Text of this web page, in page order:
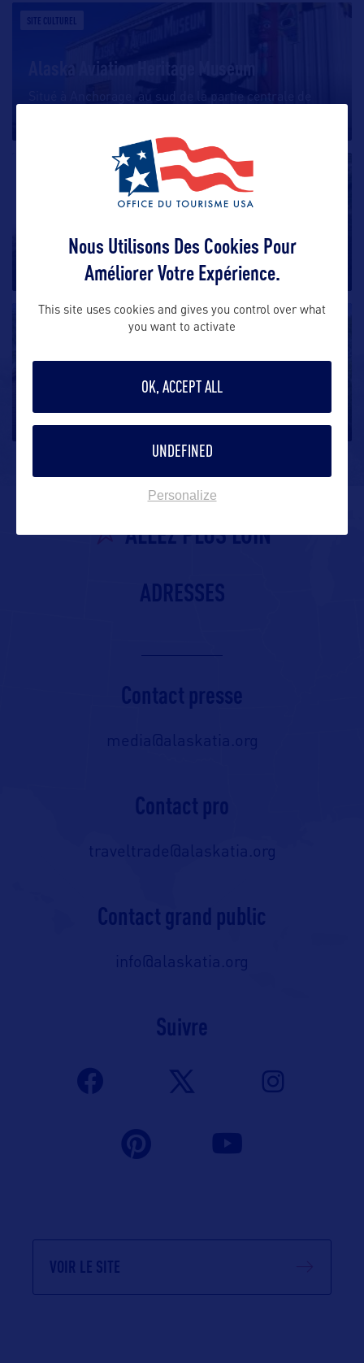
SITE CULTUREL
Alaska Aviation Heritage Museum
Situé à Anchorage, au sud de la partie centrale de
Situé à Ketchikan, le Totem Heritage Center se
consacre à la préservation…
Alaska Native Heritage Center
L’histoire de l’Alaska est intimement liée à celle de
ses peuples…
ALLEZ PLUS LOIN
ADRESSES
Contact presse
media@alaskatia.org
traveltrade@alaskatia.org
Contact grand public
info@alaskatia.org
Suivre
VOIR LE SITE
Nous Utilisons Des Cookies Pour
Améliorer Votre Expérience.
This site uses cookies and gives you control over what
you want to activate
OK, ACCEPT ALL
UNDEFINED
Personalize